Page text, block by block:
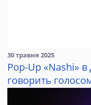
30 травня 2025
Pop-Up «Nashi»
говорить